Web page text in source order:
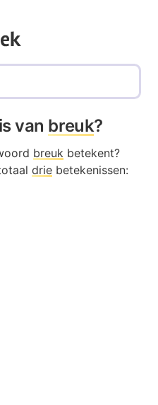
van breuk?
breuk betekent?
drie betekenissen: